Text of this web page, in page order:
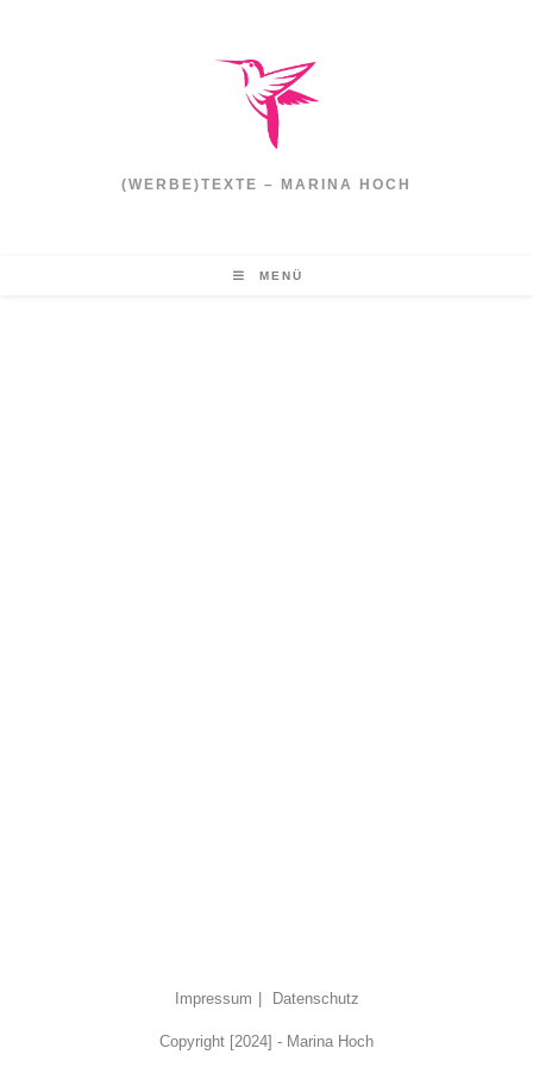
(WERBE)TEXTE – MARINA HOCH
MENÜ
Impressum Datenschutz
Copyright [2024] - Marina Hoch